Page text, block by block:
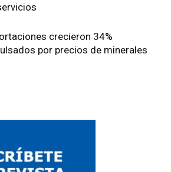
crecieron 34%
por precios de minerales